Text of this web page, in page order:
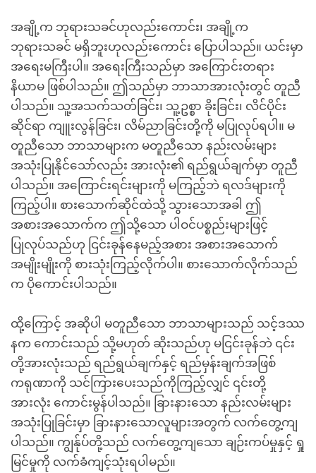
အချို့က ဘုရားသခင်ဟုလည်းကောင်း၊ အချို့က
ဘုရားသခင် မရှိဘူးဟုလည်းကောင်း ပြောပါသည်။ ယင်းမှာ
အရေးမကြီးပါ။ အရေးကြီးသည်မှာ အကြောင်းတရား
နိယာမ ဖြစ်ပါသည်။ ဤသည်မှာ ဘာသာအားလုံးတွင် တူညီ
ပါသည်။ သူ့အသက်သတ်ခြင်း၊ သူ့ဥစ္စာ ခိုးခြင်း၊ လိင်ပိုင်း
ဆိုင်ရာ ကျူးလွန်ခြင်း၊ လိမ်ညာခြင်းတို့ကို မပြုလုပ်ရပါ။ မ
တူညီသော ဘာသာများက မတူညီသော နည်းလမ်းများ
အသုံးပြုနိုင်သော်လည်း အားလုံး၏ ရည်ရွယ်ချက်မှာ တူညီ
ပါသည်။ အကြောင်းရင်းများကို မကြည့်ဘဲ ရလဒ်များကို
ကြည့်ပါ။ စားသောက်ဆိုင်ထဲသို့ သွားသောအခါ ဤ
အစားအသောက်က ဤသို့သော ပါဝင်ပစ္စည်းများဖြင့်
ပြုလုပ်သည်ဟု ငြင်းခုန်နေမည့်အစား အစားအသောက်
အမျိုးမျိုးကို စားသုံးကြည့်လိုက်ပါ။ စားသောက်လိုက်သည်
က ပိုကောင်းပါသည်။
ထို့ကြောင့် အဆိုပါ မတူညီသော ဘာသာများသည် သင့်ဒဿ
နက ကောင်းသည် သို့မဟုတ် ဆိုးသည်ဟု မငြင်းခုန်ဘဲ ၎င်း
တို့အားလုံးသည် ရည်ရွယ်ချက်နှင့် ရည်မှန်းချက်အဖြစ်
ကရုဏာကို သင်ကြားပေးသည်ကိုကြည့်လျှင် ၎င်းတို့
အားလုံး ကောင်းမွန်ပါသည်။ ခြားနားသော နည်းလမ်းများ
အသုံးပြုခြင်းမှာ ခြားနားသောလူများအတွက် လက်တွေ့ကျ
ပါသည်။ ကျွန်ုပ်တို့သည် လက်တွေ့ကျသော ချဉ်းကပ်မှုနှင့် ရှု
မြင်မှုကို လက်ခံကျင့်သုံးရပါမည်။